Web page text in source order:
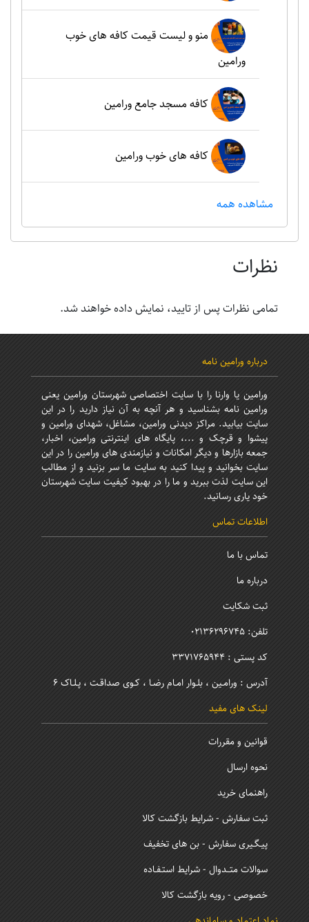
منو و لیست قیمت کافه های خوب
ورامین
کافه مسجد جامع ورامین
کافه های خوب ورامین
مشاهده همه
نظرات
تمامی نظرات پس از تایید، نمایش داده خواهند شد.
درباره ورامین نامه
ورامین یا وارنا را با سایت اختصاصی شهرستان ورامین یعنی
ورامین نامه بشناسید و هر آنچه به آن نیاز دارید را در این
سایت بیابید. مراکز دیدنی ورامین، مشاغل، شهدای ورامین و
پیشوا و قرچک و ...، پایگاه های اینترنتی ورامین، اخبار،
جمعه بازارها و دیگر امکانات و نیازمندی های ورامین را در این
سایت بخوانید و پیدا کنید به سایت ما سر بزنید و از مطالب
این سایت لذت ببرید و ما را در بهبود کیفیت سایت شهرستان
خود یاری رسانید.
اطلاعات تماس
تماس با ما
درباره ما
ثبت شکایت
تلفن: 02136296745
کد پستی : 3371765944
آدرس : ورامـین ، بلـوار امـام رضـا ، کـوی صداقـت ، پـلـاک 6
لینک های مفید
قوانین و مقررات
نحوه ارسال
راهنمای خرید
ثبت سفارش - شرایط بازگشت کالا
پیـگـیری سفارش - بن های تخفیف
سوالات متــدوال - شرایط استـفـاده
خصوصی - رویه بازگشت کالا